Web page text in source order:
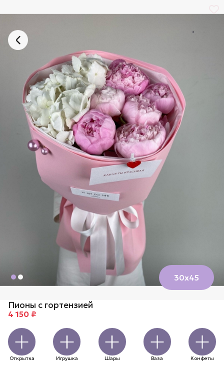
30х45
Пионы с гортензией
4 150 ₽
Открытка Игрушка Шары Ваза Конфеты